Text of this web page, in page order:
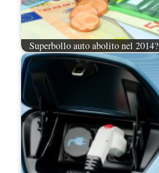
Superbollo auto abolito nel 2014?